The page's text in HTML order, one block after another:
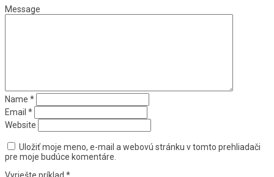
Message
Name *
Email *
Website
Uložiť moje meno, e-mail a webovú stránku v tomto prehliadači
pre moje budúce komentáre.